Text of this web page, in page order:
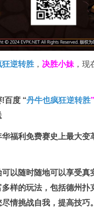
狂逆转胜 ， 决胜小妹 ，
!百度 “丹牛也疯狂逆转胜”
华福利免费赛史上最大变
以随时随地可以享受真
样的玩法，包括德州扑
尽情挑战自我，提高技巧